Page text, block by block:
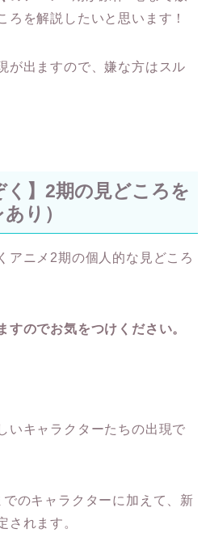
ろを解説したいと思います！
が出ますので、嫌な方はスル
く】2期の見どころを
り）
アニメ2期の個人的な見どころ
のでお気をつけください。
いキャラクターたちの出現で
のキャラクターに加えて、新
されます。